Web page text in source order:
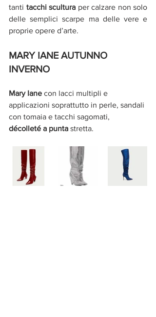
tanti tacchi scultura per calzare non solo
delle semplici scarpe ma delle vere e
proprie opere d’arte.
MARY IANE AUTUNNO
INVERNO
Mary Iane con lacci multipli e
applicazioni soprattutto in perle, sandali
con tomaia e tacchi sagomati,
décolleté a punta stretta.